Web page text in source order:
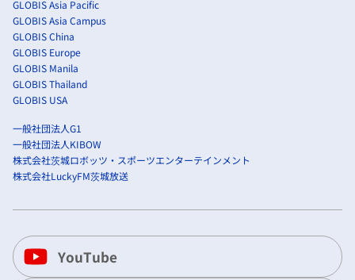
GLOBIS Asia Pacific
GLOBIS Asia Campus
GLOBIS China
GLOBIS Europe
GLOBIS Manila
GLOBIS Thailand
GLOBIS USA
一般社団法人G1
一般社団法人KIBOW
株式会社茨城ロボッツ・スポーツエンターテインメント
株式会社LuckyFM茨城放送
YouTube